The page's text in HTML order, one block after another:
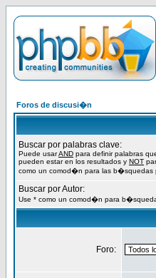
Foros de discusi�n
Buscar por palabras clave:
Puede usarAND para definir palabras
pueden estar en los resultados y NOT
como un comod�n para las b�squedas
Buscar por Autor:
Use * como un comod�n para
Foro: